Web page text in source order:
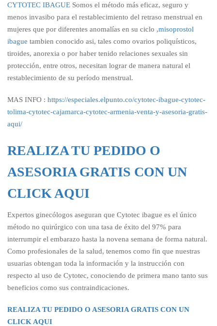
CYTOTEC IBAGUE Somos el método más eficaz, seguro y
menos invasibo para el restablecimiento del retraso menstrual en
mujeres que por diferentes anomalías en su ciclo ,misoprostol
ibague tambien conocido asi, tales como ovarios poliquísticos,
tiroides, anorexia o por haber tenido relaciones sexuales sin
protección, entre otros, necesitan lograr de manera natural el
restablecimiento de su período menstrual.
MAS INFO : https://especiales.elpunto.co/cytotec-ibague-cytotec-
tolima-cytotec-cajamarca-cytotec-armenia-venta-y-asesoria-gratis-
aqui/
REALIZA TU PEDIDO O
ASESORIA GRATIS CON UN
CLICK AQUI
Expertos ginecólogos aseguran que Cytotec ibague es el único
método no quirúrgico con una tasa de éxito del 97% para
interrumpir el embarazo hasta la novena semana de forma natural.
Como profesionales de la salud, tenemos como fin que nuestras
usuarias obtengan toda la información y la instrucción con
respecto al uso de Cytotec, conociendo de primera mano tanto sus
beneficios como sus contraindicaciones.
REALIZA TU PEDIDO O ASESORIA GRATIS CON UN
CLICK AQUI